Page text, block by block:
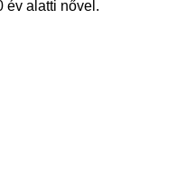
év alatti nővel.